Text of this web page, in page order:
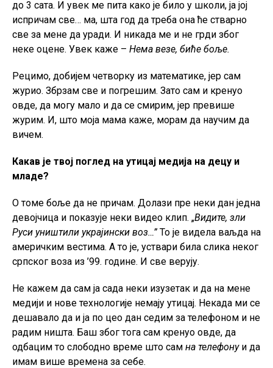
до 3 сата. И увек ме пита како је било у школи, ја јој
испричам све… ма, шта год да треба она ће стварно
све за мене да уради. И никада ме и не грди због
неке оцене. Увек каже – Нема везе, биће боље.
Рецимо, добијем четворку из математике, јер сам
журио. Збрзам све и погрешим. Зато сам и кренуо
овде, да могу мало и да се смирим, јер превише
журим. И, што моја мама каже, морам да научим да
вичем.
Какав је твој поглед на утицај медија на децу и
младе?
О томе боље да не причам. Долази пре неки дан једна
девојчица и показује неки видео клип. „Видите, зли
Руси уништили украјински воз…”То је видела ваљда на
америчким вестима. А то је, уствари била слика неког
српског воза из ’99. године. И све верују.
Не кажем да сам ја сада неки изузетак и да на мене
медији и нове технологије немају утицај. Некада ми се
дешавало да и ја по цео дан седим за телефоном и не
радим ништа. Баш због тога сам кренуо овде, да
одбацим то слободно време што сам на телефонуи да
имам више времена за себе.